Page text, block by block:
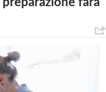
farà